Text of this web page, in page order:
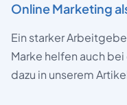
Online Marketing
Ein starker
Marke helfen auch
dazu in unserem